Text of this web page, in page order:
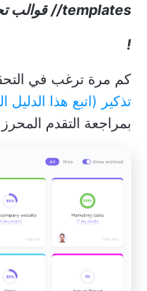
templates//
قوالب
!
كم مرة ترغب في
تذكير (اتبع هذا الدليل
بمراجعة التقدم